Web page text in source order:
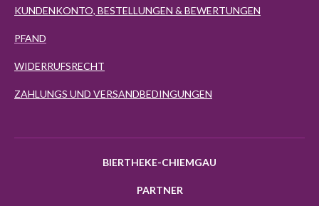
KUNDENKONTO, BESTELLUNGEN & BEWERTUNGEN
PFAND
WIDERRUFSRECHT
ZAHLUNGS UND VERSANDBEDINGUNGEN
BIERTHEKE-CHIEMGAU
PARTNER